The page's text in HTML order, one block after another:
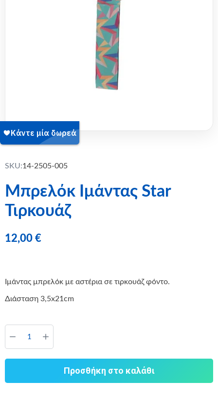
SKU:14-2505-005
Μπρελόκ Ιμάντας Star
Τιρκουάζ
12,00 €
Ιμάντας μπρελόκ με αστέρια σε τιρκουάζ φόντο.
Διάσταση 3,5x21cm
Προσθήκη στο καλάθι